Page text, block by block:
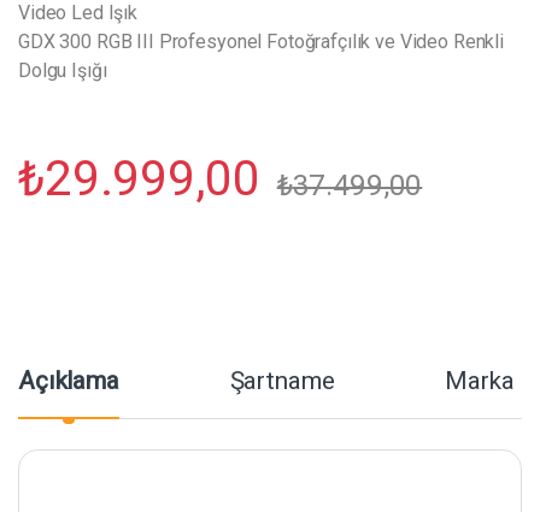
Video Led Işık
GDX 300 RGB III Profesyonel Fotoğrafçılık ve Video Renkli
Dolgu Işığı
₺29.999,00 ₺37.499,00
Açıklama Şartname Marka